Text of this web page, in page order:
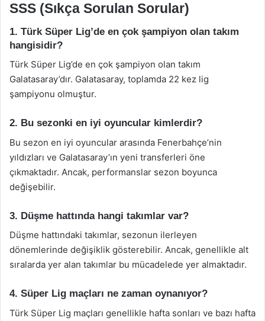
SSS (Sıkça Sorulan Sorular)
1. Türk Süper Lig’de en çok şampiyon olan takım
hangisidir?
Türk Süper Lig’de en çok şampiyon olan takım
Galatasaray’dır. Galatasaray, toplamda 22 kez lig
şampiyonu olmuştur.
2. Bu sezonki en iyi oyuncular kimlerdir?
Bu sezon en iyi oyuncular arasında Fenerbahçe’nin
yıldızları ve Galatasaray’ın yeni transferleri öne
çıkmaktadır. Ancak, performanslar sezon boyunca
değişebilir.
3. Düşme hattında hangi takımlar var?
Düşme hattındaki takımlar, sezonun ilerleyen
dönemlerinde değişiklik gösterebilir. Ancak, genellikle alt
sıralarda yer alan takımlar bu mücadelede yer almaktadır.
4. Süper Lig maçları ne zaman oynanıyor?
Türk Süper Lig maçları genellikle hafta sonları ve bazı hafta